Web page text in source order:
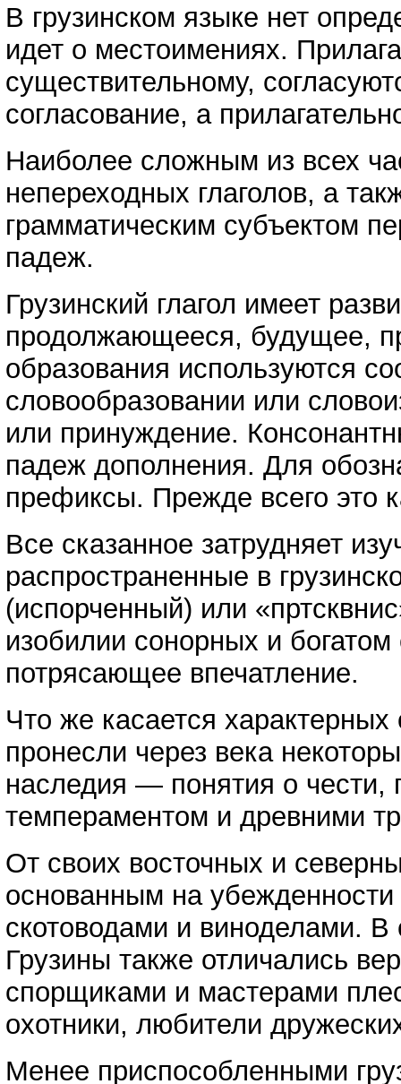
В грузинском языке нет
идет о местоимениях.
существительному,
согласование, а
Наиболее сложным из всех
непереходных глаголов, а
грамматическим субъектом
падеж.
Грузинский глагол имеет
продолжающееся, будущее,
образования используются
словообразовании или
или принуждение.
падеж дополнения. Для
префиксы. Прежде всего это
Все сказанное затрудняет
распространенные в
(испорченный) или
изобилии сонорных и богатом
потрясающее впечатление.
Что же касается
пронесли через века
наследия — понятия о чести,
темпераментом и древними
От своих восточных и
основанным на убежденности
скотоводами и виноделами. В
Грузины также отличались
спорщиками и мастерами
охотники, любители
Менее приспособленными